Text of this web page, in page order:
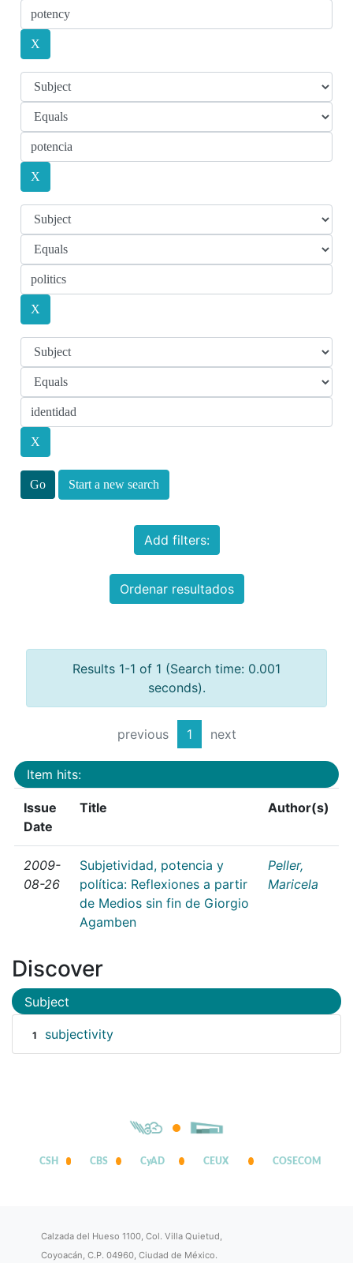
Start a new search
Add filters:
Ordenar resultados
Results 1-1 of 1 (Search time: 0.001
seconds).
previous 1 next
Item hits:
Issue
Date
Title Author(s)
2009-
08-26
Subjetividad, potencia y
política: Reflexiones a partir
de Medios sin fin de Giorgio
Agamben
Peller,
Maricela
Discover
Subject
1 subjectivity
CSH CBS CyAD CEUX COSECOM
Calzada del Hueso 1100, Col. Villa Quietud,
Coyoacán, C.P. 04960, Ciudad de México.